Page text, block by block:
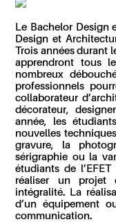
Le Bachelor Design
Design et
Trois années durant
apprendront tous
nombreux
professionnels
collaborateur
décorateur,
année, les
nouvelles
gravure, la
sérigraphie ou la
étudiants de
réaliser un projet
intégralité. La
d’un équipement
communication.